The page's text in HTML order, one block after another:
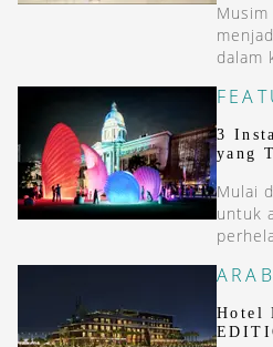
dalam
3
yang
Mulai
untuk
Hotel